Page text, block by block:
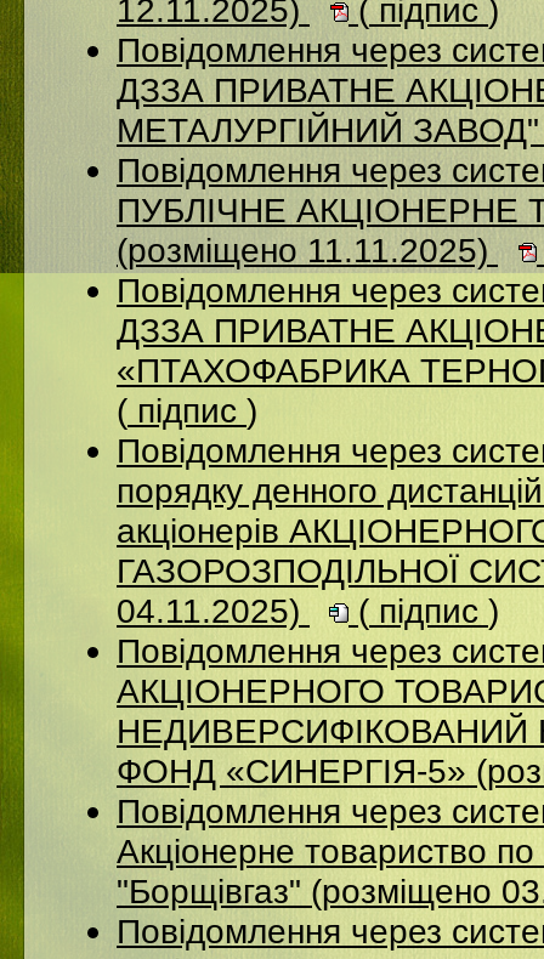
12.11.2025)
( підпис )
Повідомлення через
ДЗЗА ПРИВАТНЕ
МЕТАЛУРГІЙНИЙ ЗАВОД"
Повідомлення через
ПУБЛІЧНЕ
(розміщено 11.11.2025)
Повідомлення через
ДЗЗА ПРИВАТНЕ
«ПТАХОФАБРИКА
( підпис )
Повідомлення через
порядку денного
акціонерів
ГАЗОРОЗПОДІЛЬНОЇ
04.11.2025)
( підпис )
Повідомлення через
АКЦІОНЕРНОГО
НЕДИВЕРСИФІКОВАНИЙ
ФОНД «СИНЕРГІЯ-5»
Повідомлення через
Акцiонерне товариство по
"Борщiвгаз" (розміщено
Повідомлення через